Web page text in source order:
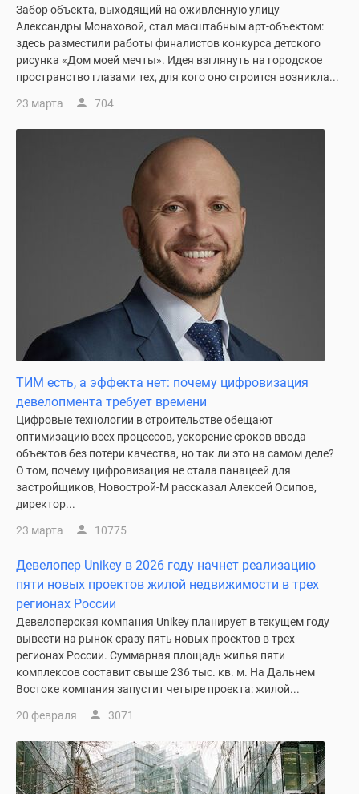
Забор объекта, выходящий на оживленную улицу
Александры Монаховой, стал масштабным арт-объектом:
здесь разместили работы финалистов конкурса детского
рисунка «Дом моей мечты». Идея взглянуть на городское
пространство глазами тех, для кого оно строится возникла...
23 марта 704
ТИМ есть, а эффекта нет: почему цифровизация
девелопмента требует времени
Цифровые технологии в строительстве обещают
оптимизацию всех процессов, ускорение сроков ввода
объектов без потери качества, но так ли это на самом деле?
О том, почему цифровизация не стала панацеей для
застройщиков, Новострой-М рассказал Алексей Осипов,
директор...
23 марта 10775
Девелопер Unikey в 2026 году начнет реализацию
пяти новых проектов жилой недвижимости в трех
регионах России
Девелоперская компания Unikey планирует в текущем году
вывести на рынок сразу пять новых проектов в трех
регионах России. Суммарная площадь жилья пяти
комплексов составит свыше 236 тыс. кв. м. На Дальнем
Востоке компания запустит четыре проекта: жилой...
20 февраля 3071